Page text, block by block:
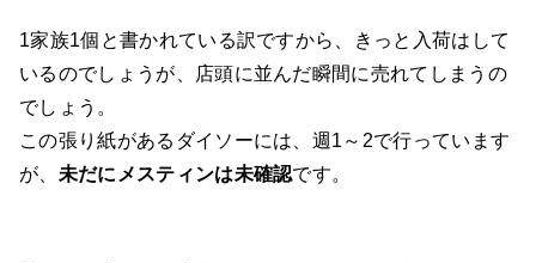
1家族1個と書かれている訳ですから、きっと入荷はして
いるのでしょうが、店頭に並んだ瞬間に売れてしまうの
でしょう。
この張り紙があるダイソーには、週1～2で行っています
が、 未だにメスティンは未確認です。